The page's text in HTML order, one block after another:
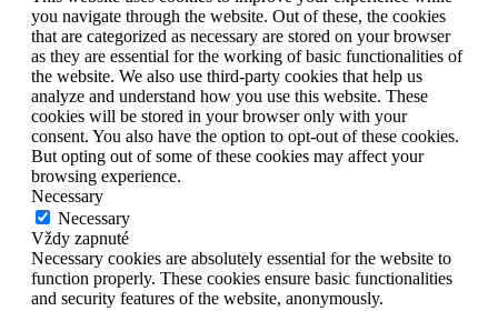
you navigate through the website. Out of these, the cookies
that are categorized as necessary are stored on your browser
as they are essential for the working of basic functionalities of
the website. We also use third-party cookies that help us
analyze and understand how you use this website. These
cookies will be stored in your browser only with your
consent. You also have the option to opt-out of these cookies.
But opting out of some of these cookies may affect your
browsing experience.
Necessary
Necessary
Vždy zapnuté
Necessary cookies are absolutely essential for the website to
function properly. These cookies ensure basic functionalities
and security features of the website, anonymously.